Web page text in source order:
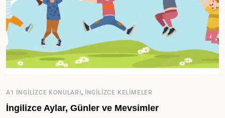
A1 İNGILIZCE KONULARI , İNGILIZCE KELIMELER
İngilizce Aylar, Günler ve Mevsimler